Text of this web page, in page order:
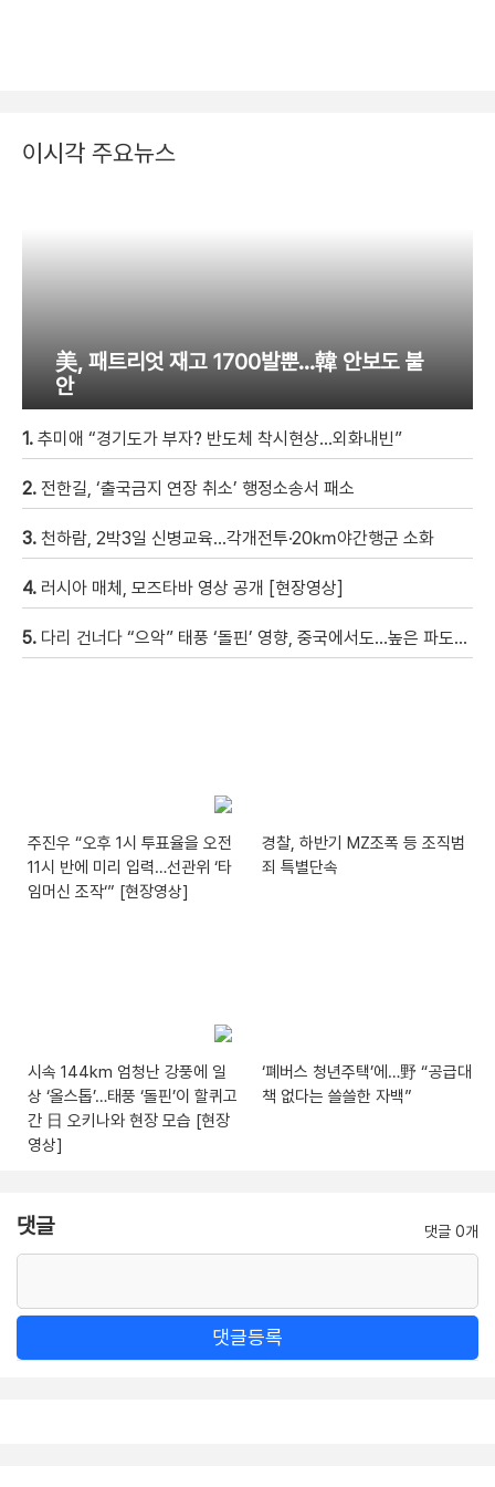
이시각 주요뉴스
美, 패트리엇 재고 1700발뿐…韓 안보도 불
안
1. 추미애 “경기도가 부자? 반도체 착시현상…외화내빈”
2. 전한길, ‘출국금지 연장 취소’ 행정소송서 패소
3. 천하람, 2박3일 신병교육…각개전투·20㎞야간행군 소화
4. 러시아 매체, 모즈타바 영상 공개 [현장영상]
5. 다리 건너다 “으악” 태풍 ‘돌핀’ 영향, 중국에서도…높은 파도에 휩쓸려 9세 아이 실종 [현장영상]
주진우 “오후 1시 투표율을 오전
11시 반에 미리 입력…선관위 ‘타
임머신 조작‘” [현장영상]
경찰, 하반기 MZ조폭 등 조직범
죄 특별단속
시속 144km 엄청난 강풍에 일
상 ‘올스톱’…태풍 ‘돌핀’이 할퀴고
간 日 오키나와 현장 모습 [현장
영상]
‘폐버스 청년주택’에…野 “공급대
책 없다는 쓸쓸한 자백”
댓글 댓글 0개
댓글등록